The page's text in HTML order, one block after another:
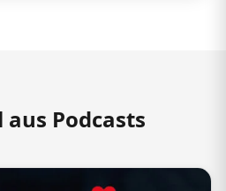
Podcasts